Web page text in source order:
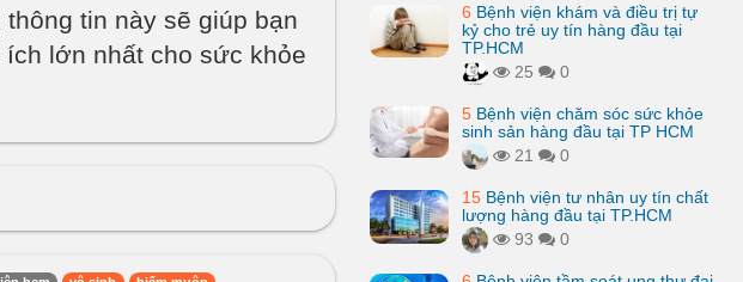
tin này sẽ giúp bạn
lớn nhất cho sức khỏe
6 Bệnh viện khám và điều trị tự
kỷ cho trẻ uy tín hàng đầu tại
TP.HCM
25
0
5 Bệnh viện chăm sóc sức khỏe
sinh sản hàng đầu tại TP HCM
21
0
15 Bệnh viện tư nhân uy tín chất
lượng hàng đầu tại TP.HCM
93
0